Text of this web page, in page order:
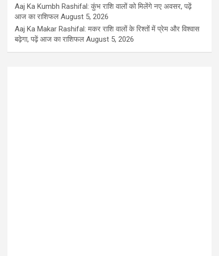
Aaj Ka Kumbh Rashifal: कुंभ राशि वालों को मिलेंगे नए अवसर, पढ़ें
आज का राशिफल August 5, 2026
Aaj Ka Makar Rashifal: मकर राशि वालों के रिश्तों में प्रेम और विश्वास
बढ़ेगा, पढ़ें आज का राशिफल August 5, 2026